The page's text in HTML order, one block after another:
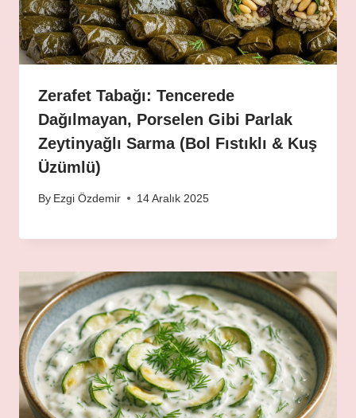
Zerafet Tabağı: Tencerede
Dağılmayan, Porselen Gibi Parlak
Zeytinyağlı Sarma (Bol Fıstıklı & Kuş
Üzümlü)
By Ezgi Özdemir 14 Aralık 2025